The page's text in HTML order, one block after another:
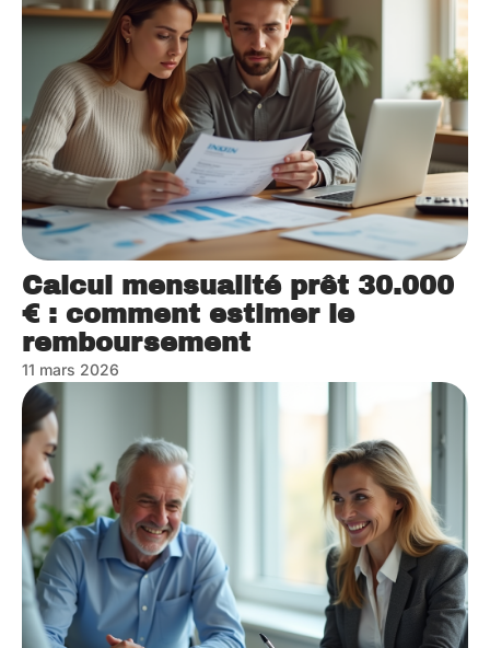
Calcul mensualité prêt 30.000
€ : comment estimer le
remboursement
11 mars 2026